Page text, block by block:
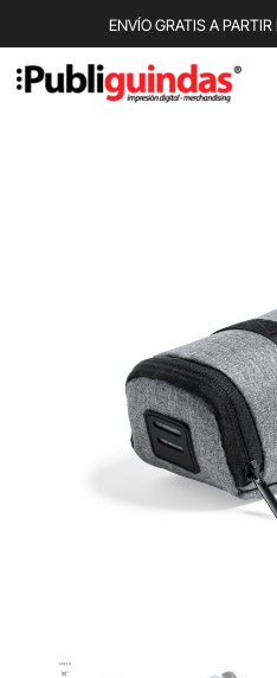
ENVÍO GRATIS A